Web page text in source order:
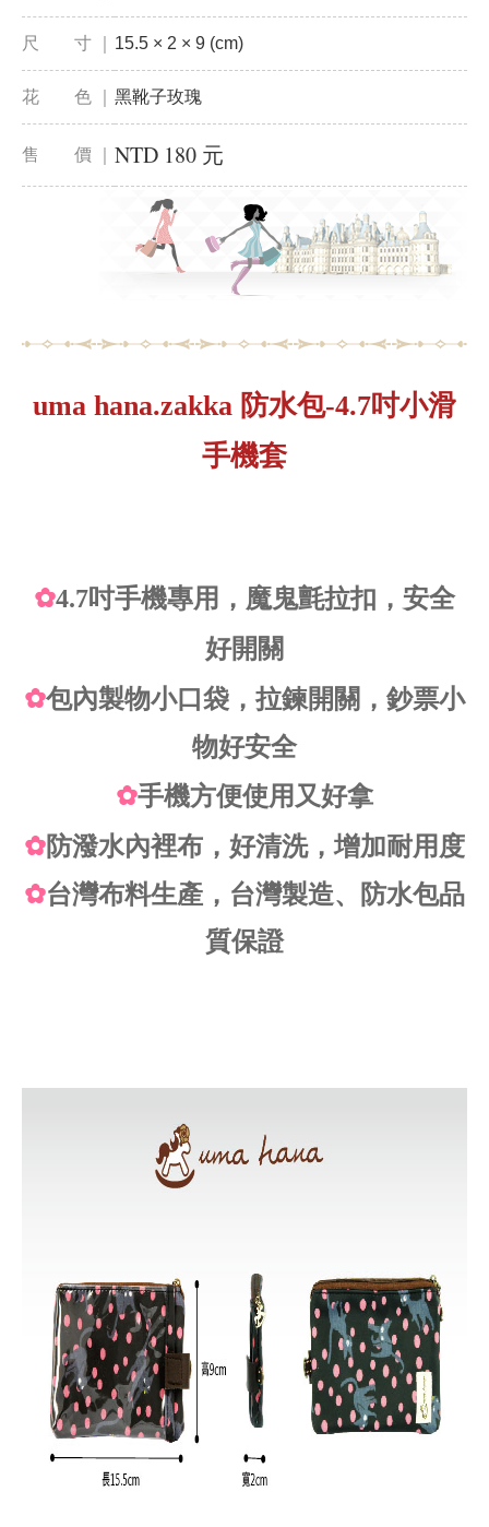
尺 寸 ｜ 15.5 × 2 × 9 (cm)
花 色 ｜ 黑靴子玫瑰
售 價 ｜ NTD 180 元
uma hana.zakka 防水包-4.7吋小滑
手機套
✿4.7吋手機專用，魔鬼氈拉扣，安全
好開關
✿包內製物小口 袋，拉鍊開關，鈔票小
物好安全
✿手機方便使用又好拿
✿防潑水內裡布，好清洗，增加耐用度
✿台灣布料生產，台灣製造、防水包品
質保證